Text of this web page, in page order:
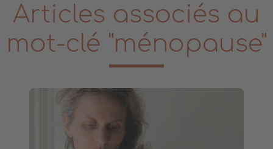
Articles associés au
mot-clé "ménopause"